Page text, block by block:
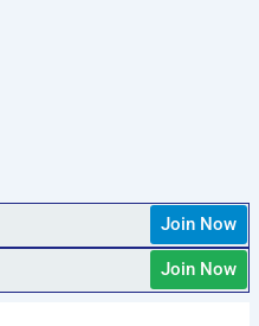
Join Now
Join Now